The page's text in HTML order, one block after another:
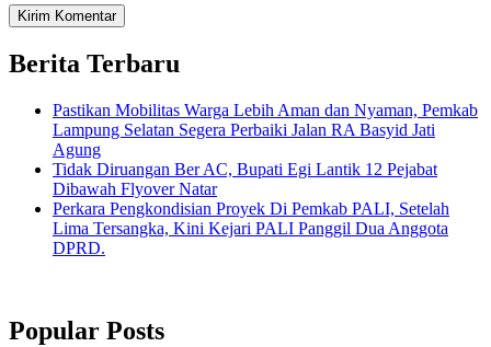
Berita Terbaru
Pastikan Mobilitas Warga Lebih Aman dan Nyaman, Pemkab
Lampung Selatan Segera Perbaiki Jalan RA Basyid Jati
Agung
Tidak Diruangan Ber AC, Bupati Egi Lantik 12 Pejabat
Dibawah Flyover Natar
Perkara Pengkondisian Proyek Di Pemkab PALI, Setelah
Lima Tersangka, Kini Kejari PALI Panggil Dua Anggota
DPRD.
Popular Posts